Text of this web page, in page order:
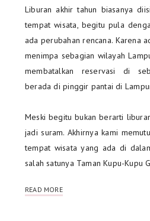
Liburan akhir tahun biasanya
tempat wisata, begitu pula
ada perubahan rencana. Karena
menimpa sebagian wilayah
membatalkan reservasi di
berada di pinggir pantai di
Meski begitu bukan berarti
jadi suram. Akhirnya kami
tempat wisata yang ada di
salah satunya Taman Kupu-Kupu
READ MORE